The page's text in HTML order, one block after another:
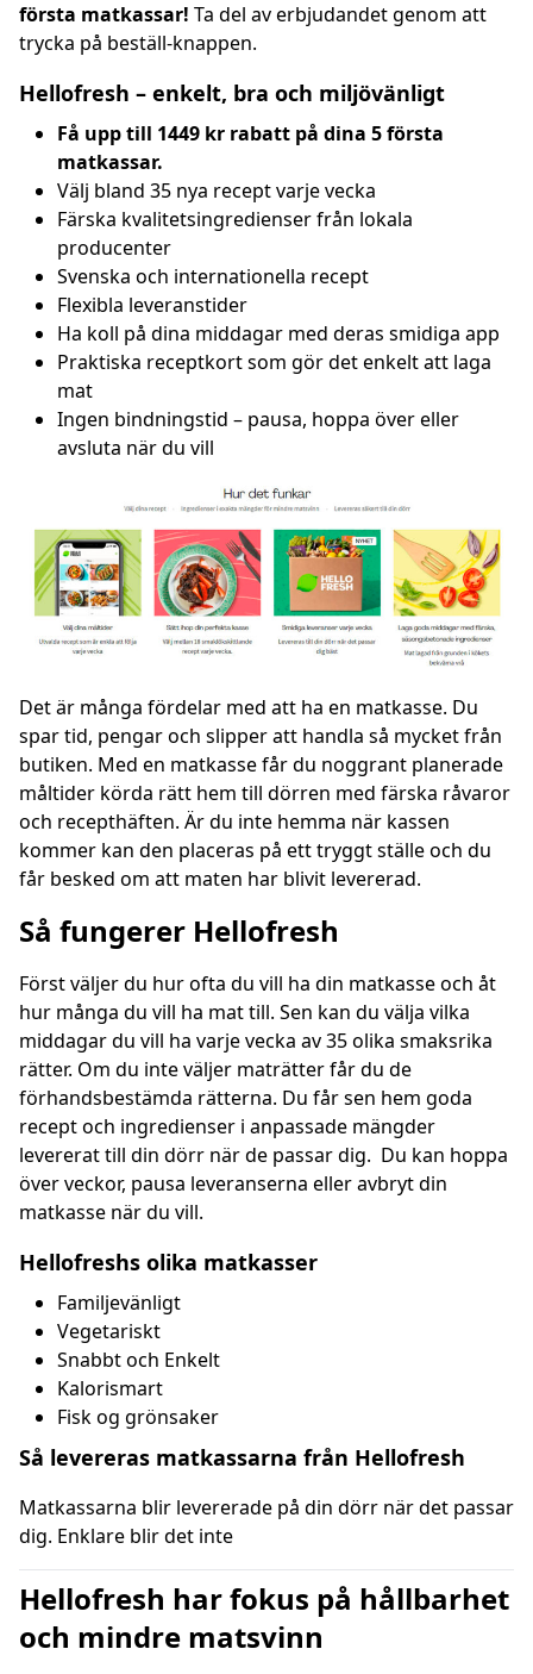
första matkassar! Ta del av erbjudandet genom att
trycka på beställ-knappen.
Hellofresh – enkelt, bra och miljövänligt
Få upp till 1449 kr rabatt på dina 5 första
matkassar.
Välj bland 35 nya recept varje vecka
Färska kvalitetsingredienser från lokala
producenter
Svenska och internationella recept
Flexibla leveranstider
Ha koll på dina middagar med deras smidiga app
Praktiska receptkort som gör det enkelt att laga
mat
Ingen bindningstid – pausa, hoppa över eller
avsluta när du vill
Det är många fördelar med att ha en matkasse. Du
spar tid, pengar och slipper att handla så mycket från
butiken. Med en matkasse får du noggrant planerade
måltider körda rätt hem till dörren med färska råvaror
och recepthäften. Är du inte hemma när kassen
kommer kan den placeras på ett tryggt ställe och du
får besked om att maten har blivit levererad.
Så fungerer Hellofresh
Först väljer du hur ofta du vill ha din matkasse och åt
hur många du vill ha mat till. Sen kan du välja vilka
middagar du vill ha varje vecka av 35 olika smaksrika
rätter. Om du inte väljer maträtter får du de
förhandsbestämda rätterna. Du får sen hem goda
recept och ingredienser i anpassade mängder
levererat till din dörr när de passar dig. Du kan hoppa
över veckor, pausa leveranserna eller avbryt din
matkasse när du vill.
Hellofreshs olika matkasser
Familjevänligt
Vegetariskt
Snabbt och Enkelt
Kalorismart
Fisk og grönsaker
Så levereras matkassarna från Hellofresh
Matkassarna blir levererade på din dörr när det passar
dig. Enklare blir det inte
Hellofresh har fokus på hållbarhet
och mindre matsvinn